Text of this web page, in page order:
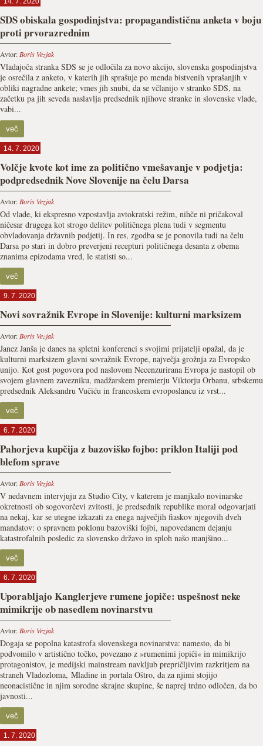
SDS obiskala gospodinjstva: propagandistična anketa v boju
proti prvorazrednim
Avtor: Boris Vezjak
Vladajoča stranka SDS se je odločila za novo akcijo, slovenska gospodinjstva
je osrečila z anketo, v katerih jih sprašuje po menda bistvenih vprašanjih v
obliki nagradne ankete; vmes jih snubi, da se včlanijo v stranko SDS, na
začetku pa jih seveda naslavlja predsednik njihove stranke in slovenske vlade,
vabi...
več
14. 7. 2020
Volčje kvote kot ime za politično vmešavanje v podjetja:
podpredsednik Nove Slovenije na čelu Darsa
Avtor: Boris Vezjak
Od vlade, ki ekspresno vzpostavlja avtokratski režim, nihče ni pričakoval
ničesar drugega kot strogo delitev političnega plena tudi v segmentu
obvladovanja državnih podjetij. In res, zgodba se je ponovila tudi na čelu
Darsa po stari in dobro preverjeni recepturi političnega desanta z obema
znanima epizodama vred, le statisti so...
več
9. 7. 2020
Novi sovražnik Evrope in Slovenije: kulturni marksizem
Avtor: Boris Vezjak
Janez Janša je danes na spletni konferenci s svojimi prijatelji opažal, da je
kulturni marksizem glavni sovražnik Evrope, največja grožnja za Evropsko
unijo. Kot gost pogovora pod naslovom Necenzurirana Evropa je nastopil ob
svojem glavnem zavezniku, madžarskem premierju Viktorju Orbanu, srbskemu
predsednik Aleksandru Vučiću in francoskem evroposlancu iz vrst...
več
6. 7. 2020
Pahorjeva kupčija z bazoviško fojbo: priklon Italiji pod
blefom sprave
Avtor: Boris Vezjak
V nedavnem intervjuju za Studio City, v katerem je manjkalo novinarske
okretnosti ob sogovorčevi zvitosti, je predsednik republike moral odgovarjati
na nekaj, kar se utegne izkazati za enega največjih fiaskov njegovih dveh
mandatov: o spravnem poklonu bazoviški fojbi, napovedanem dejanju
katastrofalnih posledic za slovensko državo in sploh našo manjšino...
več
6. 7. 2020
Uporabljajo Kanglerjeve rumene jopiče: uspešnost neke
mimikrije ob nasedlem novinarstvu
Avtor: Boris Vezjak
Dogaja se popolna katastrofa slovenskega novinarstva: namesto, da bi
podvomilo v artistično točko, povezano z »rumenimi jopiči« in mimikrijo
protagonistov, je medijski mainstream navkljub prepričljivim razkritjem na
straneh Vladozloma, Mladine in portala Oštro, da za njimi stojijo
neonacistične in njim sorodne skrajne skupine, še naprej trdno odločen, da bo
javnosti...
več
1. 7. 2020